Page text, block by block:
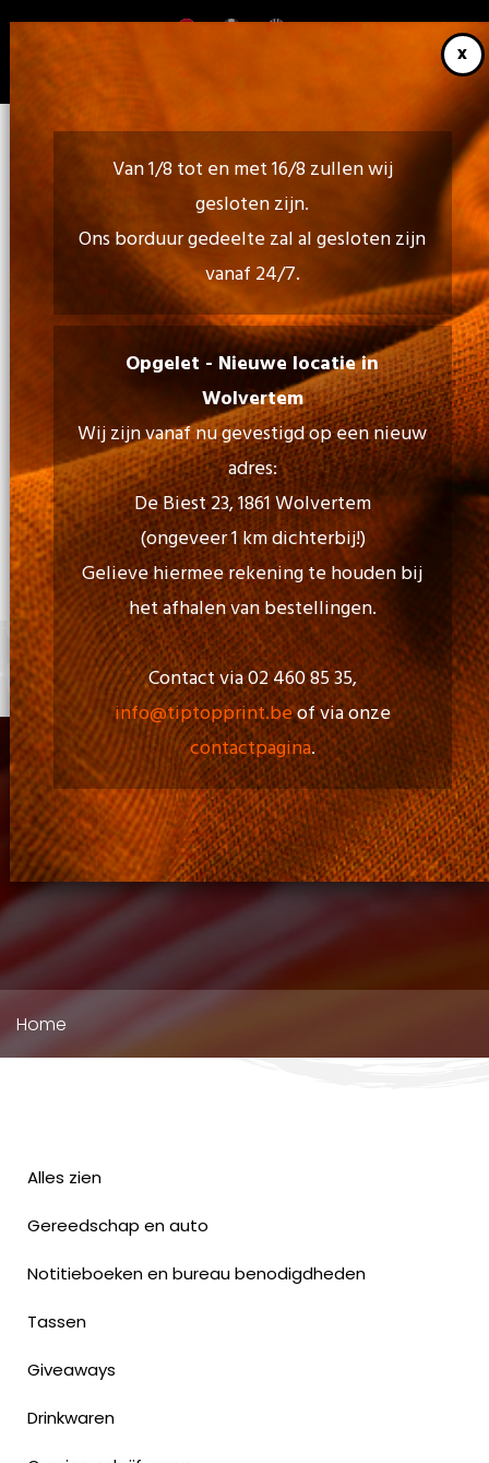
de
inhoud
Bel ons:
02 460 85 35 - 052 30 54 18
Mail Ons:
info@tiptopprint.be
Openingstijd:
Maa - Vri: 09.00 uur to 17.00 uur
+
0 items
Gadgets En Gifts
Kruimelpad
Home
Van 1/8 tot en met 16/8 zullen wij
gesloten zijn.
Ons borduur gedeelte zal al gesloten zijn
vanaf 24/7.
Opgelet - Nieuwe locatie in
Wolvertem
Wij zijn vanaf nu gevestigd op een nieuw
adres:
De Biest 23, 1861 Wolvertem
(ongeveer 1 km dichterbij!)
Gelieve hiermee rekening te houden bij
het afhalen van bestellingen.
Contact via 02 460 85 35,
info@tiptopprint.beof via onze
contactpagina.
Alles zien
Gereedschap en auto
Notitieboeken en bureau benodigdheden
Tassen
Giveaways
Drinkwaren